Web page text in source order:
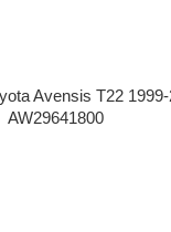
Avensis T22
AW29641800